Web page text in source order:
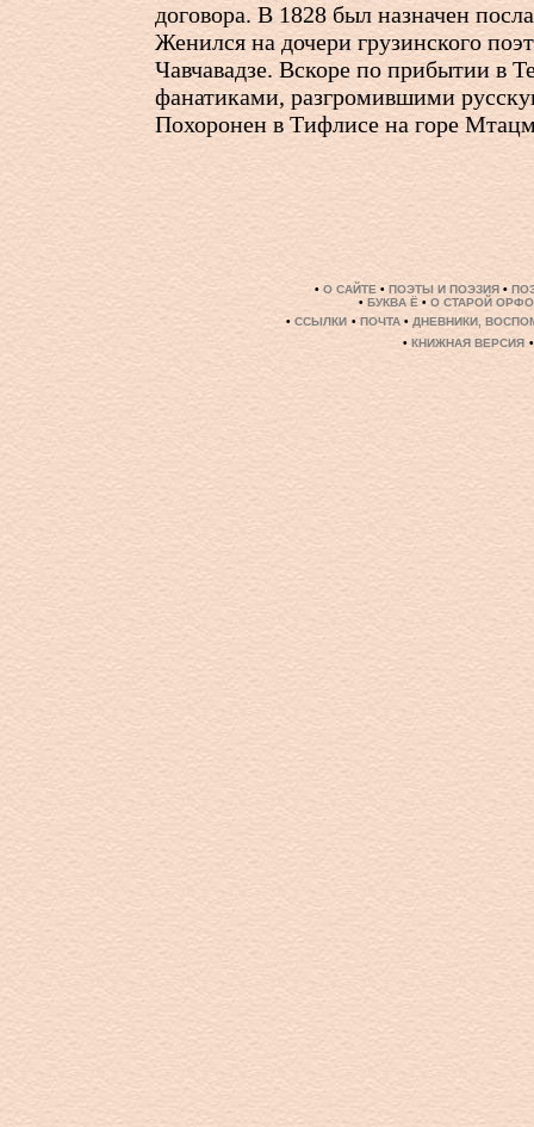
договора. В 1828 был назначен
Женился на дочери грузинского
Чавчавадзе. Вскоре по прибытии в
фанатиками, разгромившими
Похоронен в Тифлисе на горе